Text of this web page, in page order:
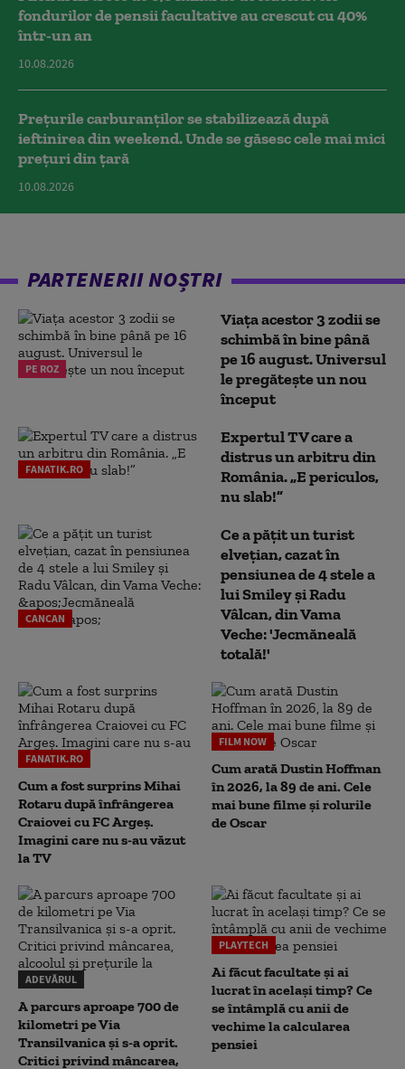
fondurilor de pensii facultative au crescut cu 40%
într-un an
10.08.2026
Prețurile carburanților se stabilizează după
ieftinirea din weekend. Unde se găsesc cele mai mici
prețuri din țară
10.08.2026
PARTENERII NOȘTRI
PE ROZ
Viața acestor 3 zodii se
schimbă în bine până
pe 16 august. Universul
le pregătește un nou
început
FANATIK.RO
Expertul TV care a
distrus un arbitru din
România. „E periculos,
nu slab!”
CANCAN
Ce a pățit un turist
elvețian, cazat în
pensiunea de 4 stele a
lui Smiley și Radu
Vâlcan, din Vama
Veche: 'Jecmăneală
totală!'
FANATIK.RO
Cum a fost surprins Mihai
Rotaru după înfrângerea
Craiovei cu FC Argeș.
Imagini care nu s-au văzut
la TV
FILM NOW
Cum arată Dustin Hoffman
în 2026, la 89 de ani. Cele
mai bune filme și rolurile
de Oscar
ADEVĂRUL
A parcurs aproape 700 de
kilometri pe Via
Transilvanica și s-a oprit.
Critici privind mâncarea,
PLAYTECH
Ai făcut facultate și ai
lucrat în același timp? Ce
se întâmplă cu anii de
vechime la calcularea
pensiei